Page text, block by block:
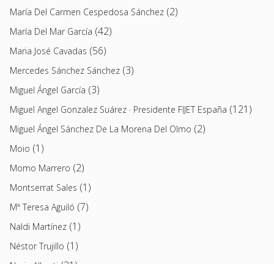
María Del Carmen Cespedosa Sánchez (2)
María Del Mar García (42)
Maria José Cavadas (56)
Mercedes Sánchez Sánchez (3)
Miguel Ángel García (3)
Miguel Angel Gonzalez Suárez · Presidente FIJET España (121)
Miguel Ángel Sánchez De La Morena Del Olmo (2)
Moio (1)
Momo Marrero (2)
Montserrat Sales (1)
Mª Teresa Aguiló (7)
Naldi Martínez (1)
Néstor Trujillo (1)